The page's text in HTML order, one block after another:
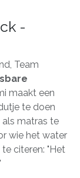
-
Team
maakt een
te doen
matras te
wie het water
citeren: "Het